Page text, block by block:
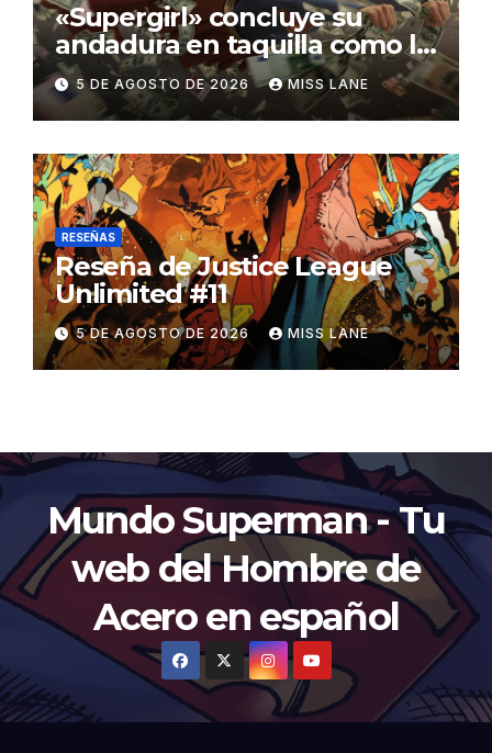
«Supergirl» concluye su
andadura en taquilla como la
película de DC con menor
recaudación desde
«Catwoman»
5 DE AGOSTO DE 2026 MISS LANE
RESEÑAS
Reseña de Justice League
Unlimited #11
5 DE AGOSTO DE 2026 MISS LANE
Mundo Superman - Tu
web del Hombre de
Acero en español